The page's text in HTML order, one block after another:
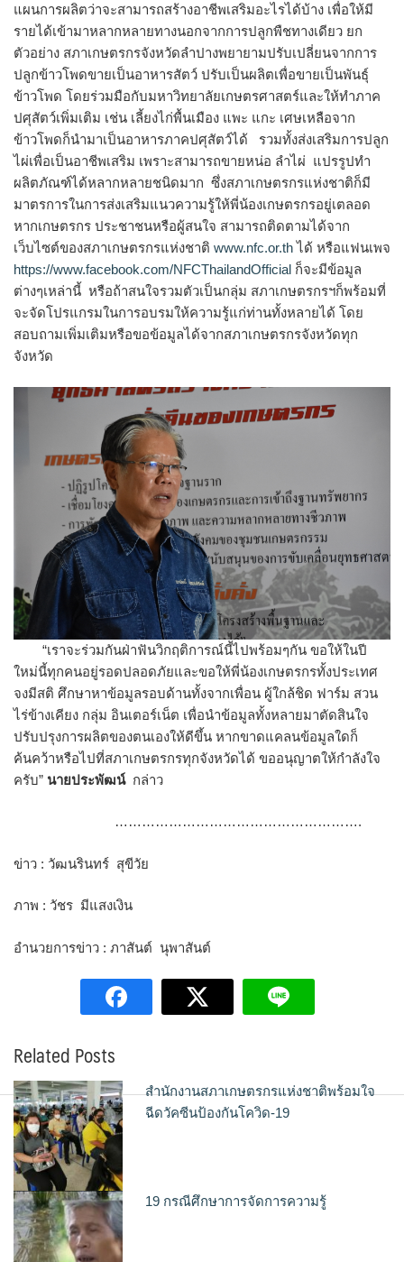
แผนการผลิตว่าจะสามารถสร้างอาชีพเสริมอะไรได้บ้าง เพื่อให้มี
รายได้เข้ามาหลากหลายทางนอกจากการปลูกพืชทางเดียว ยก
ตัวอย่าง สภาเกษตรกรจังหวัดลำปางพยายามปรับเปลี่ยนจากการ
ปลูกข้าวโพดขายเป็นอาหารสัตว์ ปรับเป็นผลิตเพื่อขายเป็นพันธุ์
ข้าวโพด โดยร่วมมือกับมหาวิทยาลัยเกษตรศาสตร์และให้ทำภาค
ปศุสัตว์เพิ่มเติม เช่น เลี้ยงไก่พื้นเมือง แพะ แกะ เศษเหลือจาก
ข้าวโพดก็นำมาเป็นอาหารภาคปศุสัตว์ได้ รวมทั้งส่งเสริมการปลูก
ไผ่เพื่อเป็นอาชีพเสริม เพราะสามารถขายหน่อ ลำไผ่ แปรรูปทำ
ผลิตภัณฑ์ได้หลากหลายชนิดมาก ซึ่งสภาเกษตรกรแห่งชาติก็มี
มาตรการในการส่งเสริมแนวความรู้ให้พี่น้องเกษตรกรอยู่เตลอด
หากเกษตรกร ประชาชนหรือผู้สนใจ สามารถติดตามได้จาก
เว็บไซต์ของสภาเกษตรกรแห่งชาติ www.nfc.or.thได้ หรือแฟนเพจ
https://www.facebook.com/NFCThailandOfficial ก็จะมีข้อมูล
ต่างๆเหล่านี้ หรือถ้าสนใจรวมตัวเป็นกลุ่ม สภาเกษตรกรฯก็พร้อมที่
จะจัดโปรแกรมในการอบรมให้ความรู้แก่ท่านทั้งหลายได้ โดย
สอบถามเพิ่มเติมหรือขอข้อมูลได้จากสภาเกษตรกรจังหวัดทุก
จังหวัด
“เราจะร่วมกันฝ่าฟันวิกฤติการณ์นี้ไปพร้อมๆกัน ขอให้ในปี
ใหม่นี้ทุกคนอยู่รอดปลอดภัยและขอให้พี่น้องเกษตรกรทั้งประเทศ
จงมีสติ ศึกษาหาข้อมูลรอบด้านทั้งจากเพื่อน ผู้ใกล้ชิด ฟาร์ม สวน
ไร่ข้างเคียง กลุ่ม อินเตอร์เน็ต เพื่อนำข้อมูลทั้งหลายมาตัดสินใจ
ปรับปรุงการผลิตของตนเองให้ดีขึ้น หากขาดแคลนข้อมูลใดก็
ค้นคว้าหรือไปที่สภาเกษตรกรทุกจังหวัดได้ ขออนุญาตให้กำลังใจ
ครับ” นายประพัฒน์กล่าว
……………………………………………….
ข่าว : วัฒนรินทร์ สุขีวัย
ภาพ : วัชร มีแสงเงิน
อำนวยการข่าว : ภาสันต์ นุพาสันต์
Related Posts
สำนักงานสภาเกษตรกรแห่งชาติพร้อมใจ
ฉีดวัคซีนป้องกันโควิด-19
19 กรณีศึกษาการจัดการความรู้